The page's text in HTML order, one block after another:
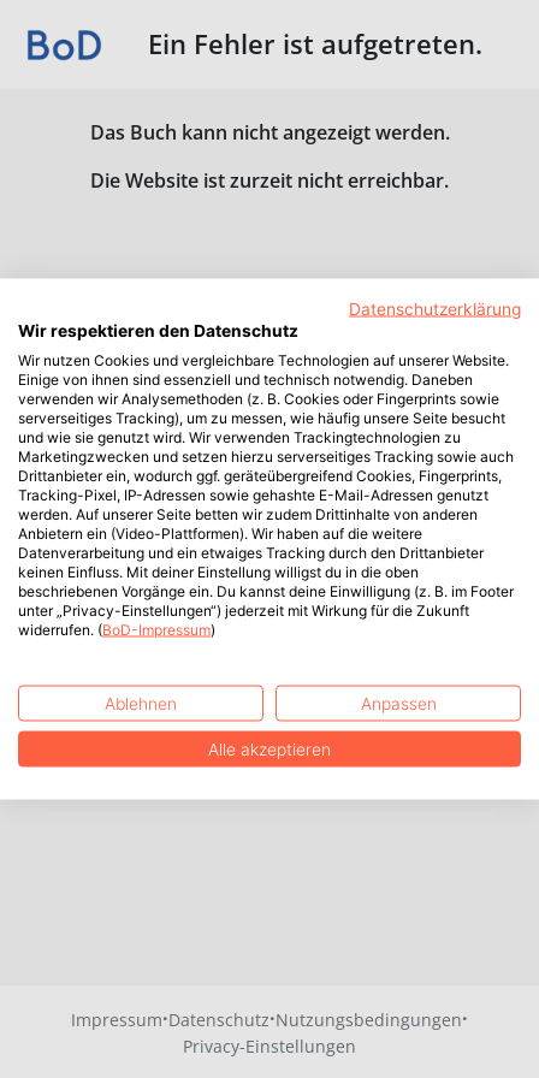
Ein Fehler ist aufgetreten.
Das Buch kann nicht angezeigt werden.
Die Website ist zurzeit nicht erreichbar.
Impressum·Datenschutz·Nutzungsbedingungen·
Privacy-Einstellungen
Datenschutzerklärung
Wir respektieren den Datenschutz
Wir nutzen Cookies und vergleichbare Technologien auf unserer Website.
Einige von ihnen sind essenziell und technisch notwendig. Daneben
verwenden wir Analysemethoden (z. B. Cookies oder Fingerprints sowie
serverseitiges Tracking), um zu messen, wie häufig unsere Seite besucht
und wie sie genutzt wird. Wir verwenden Trackingtechnologien zu
Marketingzwecken und setzen hierzu serverseitiges Tracking sowie auch
Drittanbieter ein, wodurch ggf. geräteübergreifend Cookies, Fingerprints,
Tracking-Pixel, IP-Adressen sowie gehashte E-Mail-Adressen genutzt
werden. Auf unserer Seite betten wir zudem Drittinhalte von anderen
Anbietern ein (Video-Plattformen). Wir haben auf die weitere
Datenverarbeitung und ein etwaiges Tracking durch den Drittanbieter
keinen Einfluss. Mit deiner Einstellung willigst du in die oben
beschriebenen Vorgänge ein. Du kannst deine Einwilligung (z. B. im Footer
unter „Privacy-Einstellungen“) jederzeit mit Wirkung für die Zukunft
widerrufen. (BoD-Impressum)
Ablehnen Anpassen
Alle akzeptieren